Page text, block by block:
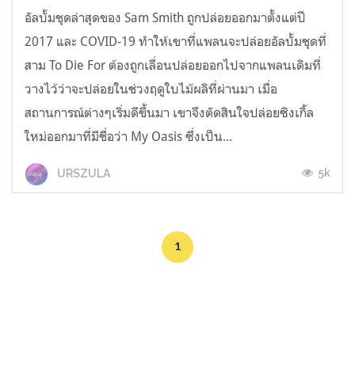
อัลบั้มชุดล่าสุดของ Sam Smith ถูกปล่อยออกมาตั้งแต่ปี
2017 และ COVID-19 ทำให้เขาที่แพลนจะปล่อยอัลบั้มชุดที่
สาม To Die For ต้องถูกเลื่อนปล่อยออกไปจากแพลนเดิมที่
วางไว้ว่าจะปล่อยในช่วงฤดูใบไม้ผลิที่ผ่านมา เมื่อ
สถานการณ์ต่างๆเริ่มดีขึ้นมา เขาจึงตัดสินใจปล่อยซิงเกิ้ล
ใหม่ออกมาที่มีชื่อว่า My Oasis ซึ่งเป็น...
URSZULA 5k
1